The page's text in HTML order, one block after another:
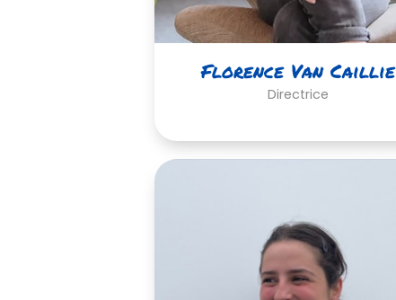
Florence Van Caillie
Directrice